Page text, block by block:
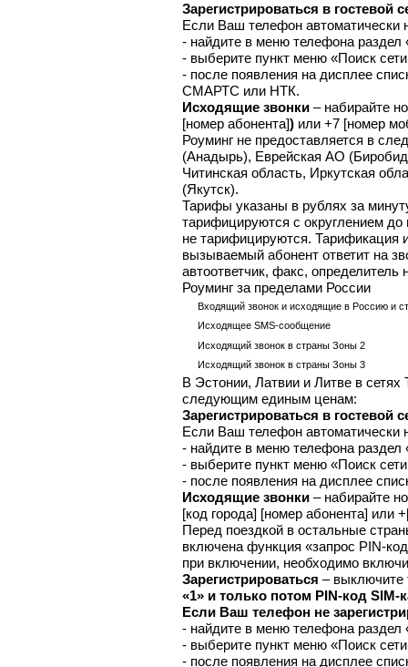
Зарегистрироваться в гостевой
Если Ваш телефон автоматически
- найдите в меню телефона раздел
- выберите пункт меню «Поиск
- после появления на дисплее
СМАРТС или НТК.
Исходящие звонки – набирайте
[номер абонента]) или +7 [номер
Роуминг не предоставляется в
(Анадырь), Еврейская АО
Читинская область, Иркутская
(Якутск).
Тарифы указаны в рублях за
тарифицируются с округлением
не тарифицируются. Тарификация
вызываемый абонент ответит на
автоответчик, факс, определитель
Роуминг за пределами России
Входящий звонок и исходящие в Россию и
Исходящее SMS-сообщение
Исходящий звонок в страны Зоны 2
Исходящий звонок в страны Зоны 3
В Эстонии, Латвии и Литве в сетях
следующим единым ценам:
Зарегистрироваться в гостевой
Если Ваш телефон автоматически
- найдите в меню телефона раздел
- выберите пункт меню «Поиск
- после появления на дисплее
Исходящие звонки – набирайте
[код города] [номер абонента] или
Перед поездкой в остальные
включена функция «запрос PIN-
при включении, необходимо
Зарегистрироваться – выключите
«1» и только потом PIN-код SIM-
Если Ваш телефон не
- найдите в меню телефона раздел
- выберите пункт меню «Поиск
- после появления на дисплее